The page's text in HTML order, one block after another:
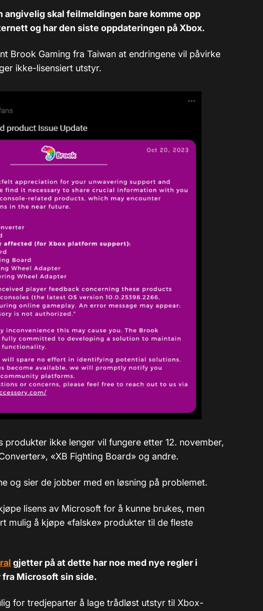
angivelig skal feilmeldingen bare komme opp
og har den siste oppdateringen på Xbox.
Brook Gaming fra Taiwan at endringene vil påvirke
ikke-lisensiert utstyr.
produkter ikke lenger vil fungere etter 12. november,
«XB Fighting Board» og andre.
og sier de jobber med en løsning på problemet.
lisens av Microsoft for å kunne brukes, men
mulig å kjøpe «falske» produkter til de fleste
gjetter på at dette har noe med nye regler i
Microsoft sin side.
for tredjeparter å lage trådløst utstyr til Xbox-